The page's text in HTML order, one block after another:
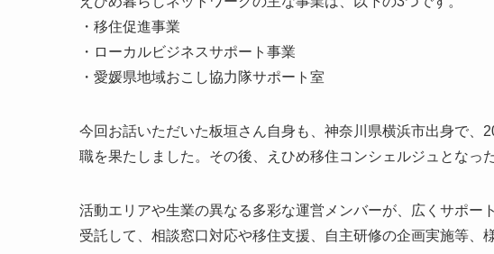
・移住促進事業
・ローカルビジネスサポート事業
・愛媛県地域おこし協力隊サポート室
今回お話いただいた板垣さん自身も、神奈川県横浜市出身で、
職を果たしました。その後、えひめ移住コンシェルジュとなっ
活動エリアや生業の異なる多彩な運営メンバーが、広くサポー
受託して、相談窓口対応や移住支援、自主研修の企画実施等、